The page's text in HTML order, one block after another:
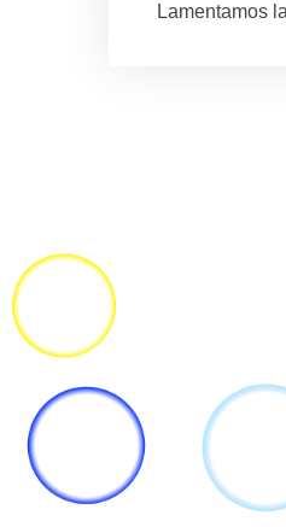
Lamentamos